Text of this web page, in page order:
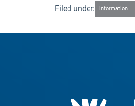
Filed under: information